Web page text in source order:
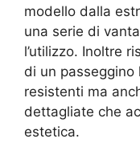
modello dalla
una serie di
l’utilizzo. Inoltre
di un
resistenti ma
dettagliate che
estetica.